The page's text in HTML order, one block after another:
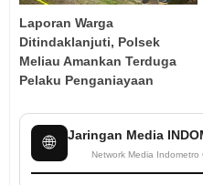
Laporan Warga
Ditindaklanjuti, Polsek
Meliau Amankan Terduga
Pelaku Penganiayaan
🌐 Jaringan Media
Network Media Indometro